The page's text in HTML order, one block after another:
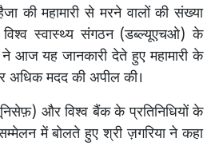
की महामारी से मरने वालों की संख्या
स्वास्थ्य संगठन (डब्ल्यूएचओ) के
ने आज यह जानकारी देते हुए महामारी के
मदद की अपील की।
और विश्व बैंक के प्रतिनिधियों के
में बोलते हुए श्री ज़गरिया ने कहा